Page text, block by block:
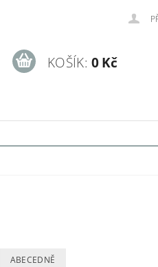
KOŠÍK: 0 Kč
ABECEDNĚ